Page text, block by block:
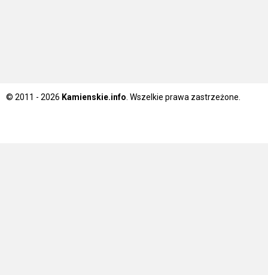
© 2011 - 2026 Kamienskie.info . Wszelkie prawa zastrzeżone.